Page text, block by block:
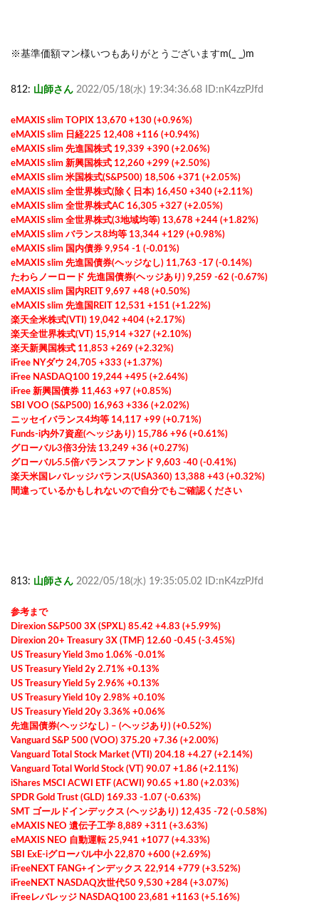
※基準価額マン様いつもありがとうございますm(_ _)m
812: 山師さん 2022/05/18(水) 19:34:36.68 ID:nK4zzPJfd
eMAXIS slim TOPIX 13,670 +130 (+0.96%)
eMAXIS slim 日経225 12,408 +116 (+0.94%)
eMAXIS slim 先進国株式 19,339 +390 (+2.06%)
eMAXIS slim 新興国株式 12,260 +299 (+2.50%)
eMAXIS slim 米国株式(S&P500) 18,506 +371 (+2.05%)
eMAXIS slim 全世界株式(除く日本) 16,450 +340 (+2.11%)
eMAXIS slim 全世界株式AC 16,305 +327 (+2.05%)
eMAXIS slim 全世界株式(3地域均等) 13,678 +244 (+1.82%)
eMAXIS slim バランス8均等 13,344 +129 (+0.98%)
eMAXIS slim 国内債券 9,954 -1 (-0.01%)
eMAXIS slim 先進国債券(ヘッジなし) 11,763 -17 (-0.14%)
たわらノーロード 先進国債券(ヘッジあり) 9,259 -62 (-0.67%)
eMAXIS slim 国内REIT 9,697 +48 (+0.50%)
eMAXIS slim 先進国REIT 12,531 +151 (+1.22%)
楽天全米株式(VTI) 19,042 +404 (+2.17%)
楽天全世界株式(VT) 15,914 +327 (+2.10%)
楽天新興国株式 11,853 +269 (+2.32%)
iFree NYダウ 24,705 +333 (+1.37%)
iFree NASDAQ100 19,244 +495 (+2.64%)
iFree 新興国債券 11,463 +97 (+0.85%)
SBI VOO (S&P500) 16,963 +336 (+2.02%)
ニッセイバランス4均等 14,117 +99 (+0.71%)
Funds-i内外7資産(ヘッジあり) 15,786 +96 (+0.61%)
グローバル3倍3分法 13,249 +36 (+0.27%)
グローバル5.5倍バランスファンド 9,603 -40 (-0.41%)
楽天米国レバレッジバランス(USA360) 13,388 +43 (+0.32%)
間違っているかもしれないので自分でもご確認ください
813: 山師さん 2022/05/18(水) 19:35:05.02 ID:nK4zzPJfd
参考まで
Direxion S&P500 3X (SPXL) 85.42 +4.83 (+5.99%)
Direxion 20+ Treasury 3X (TMF) 12.60 -0.45 (-3.45%)
US Treasury Yield 3mo 1.06% -0.01%
US Treasury Yield 2y 2.71% +0.13%
US Treasury Yield 5y 2.96% +0.13%
US Treasury Yield 10y 2.98% +0.10%
US Treasury Yield 20y 3.36% +0.06%
先進国債券(ヘッジなし) – (ヘッジあり) (+0.52%)
Vanguard S&P 500 (VOO) 375.20 +7.36 (+2.00%)
Vanguard Total Stock Market (VTI) 204.18 +4.27 (+2.14%)
Vanguard Total World Stock (VT) 90.07 +1.86 (+2.11%)
iShares MSCI ACWI ETF (ACWI) 90.65 +1.80 (+2.03%)
SPDR Gold Trust (GLD) 169.33 -1.07 (-0.63%)
SMT ゴールドインデックス (ヘッジあり) 12,435 -72 (-0.58%)
eMAXIS NEO 遺伝子工学 8,889 +311 (+3.63%)
eMAXIS NEO 自動運転 25,941 +1077 (+4.33%)
SBI ExE-iグローバル中小 22,870 +600 (+2.69%)
iFreeNEXT FANG+インデックス 22,914 +779 (+3.52%)
iFreeNEXT NASDAQ次世代50 9,530 +284 (+3.07%)
iFreeレバレッジ NASDAQ100 23,681 +1163 (+5.16%)